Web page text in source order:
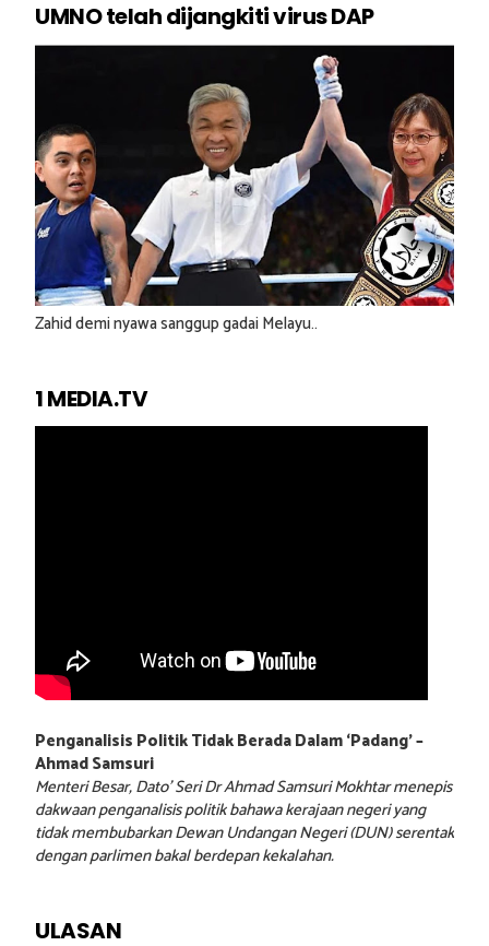
UMNO telah dijangkiti virus DAP
Zahid demi nyawa sanggup gadai Melayu..
1 MEDIA.TV
Penganalisis Politik Tidak Berada Dalam ‘Padang’ –
Ahmad Samsuri
Menteri Besar, Dato’ Seri Dr Ahmad Samsuri Mokhtar menepis
dakwaan penganalisis politik bahawa kerajaan negeri yang
tidak membubarkan Dewan Undangan Negeri (DUN) serentak
dengan parlimen bakal berdepan kekalahan.
ULASAN